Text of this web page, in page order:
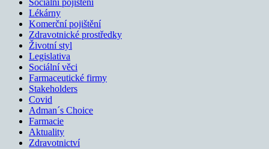
Sociální pojištění
Lékárny
Komerční pojištění
Zdravotnické prostředky
Životní styl
Legislativa
Sociální věci
Farmaceutické firmy
Stakeholders
Covid
Adman´s Choice
Farmacie
Aktuality
Zdravotnictví